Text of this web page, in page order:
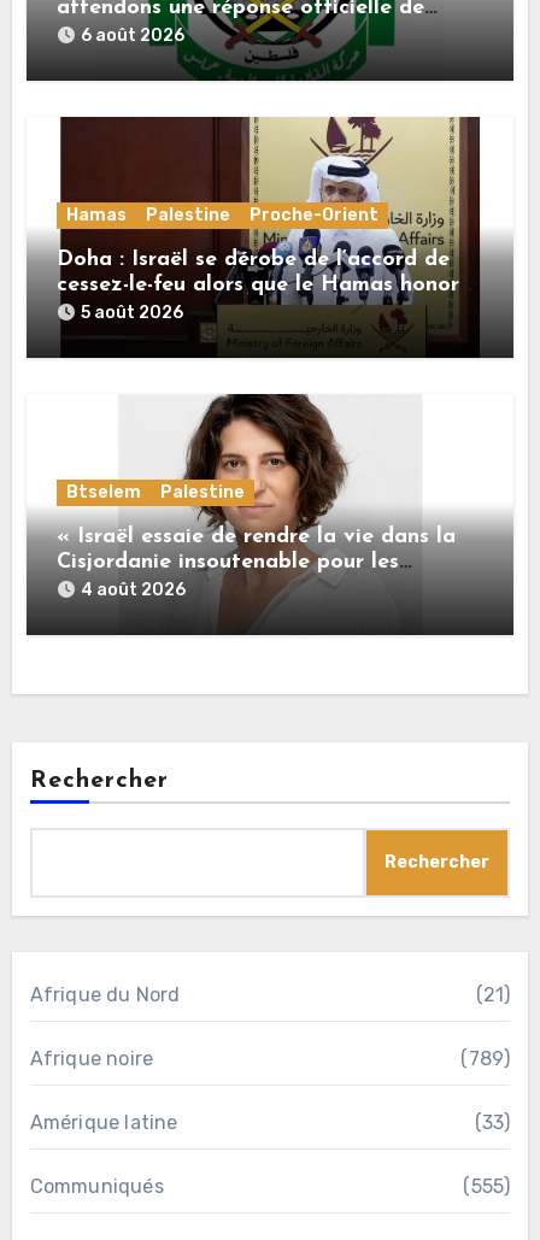
attendons une réponse officielle de
Mladenov concernant la feuille de route
de la deuxième phase de l’accord
6 août 2026
Hamas Palestine Proche-Orient
Doha : Israël se dérobe de l’accord de
cessez-le-feu alors que le Hamas honore
ses engagements
5 août 2026
Btselem Palestine
« Israël essaie de rendre la vie dans la
Cisjordanie insoutenable pour les
Palestiniens. »
4 août 2026
Rechercher
Rechercher
Afrique du Nord (21)
Afrique noire (789)
Amérique latine (33)
Communiqués (555)